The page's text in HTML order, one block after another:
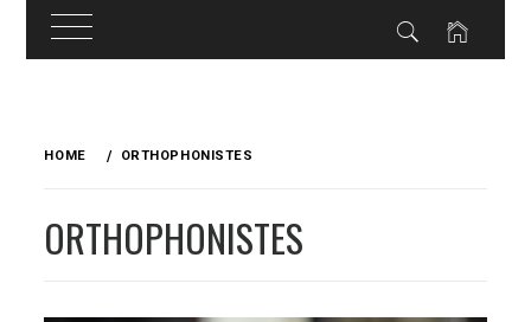
HOME ORTHOPHONISTES
ORTHOPHONISTES